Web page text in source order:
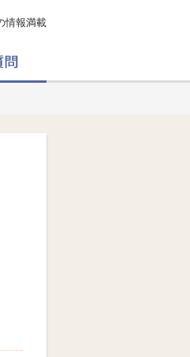
情報満載